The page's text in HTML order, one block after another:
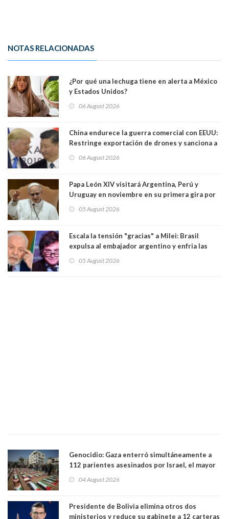
NOTAS RELACIONADAS
¿Por qué una lechuga tiene en alerta a México
y Estados Unidos?
06 August 2026
China endurece la guerra comercial con EEUU:
Restringe exportación de drones y sanciona a
06 August 2026
Papa León XIV visitará Argentina, Perú y
Uruguay en noviembre en su primera gira por
05 August 2026
Escala la tensión "gracias" a Milei: Brasil
expulsa al embajador argentino y enfria las
trasandino
05 August 2026
Genocidio: Gaza enterró simultáneamente a
112 parientes asesinados por Israel, el mayor
muertos figuran 44 niños y nueve ancianos
04 August 2026
Presidente de Bolivia elimina otros dos
ministerios y reduce su gabinete a 12 carteras